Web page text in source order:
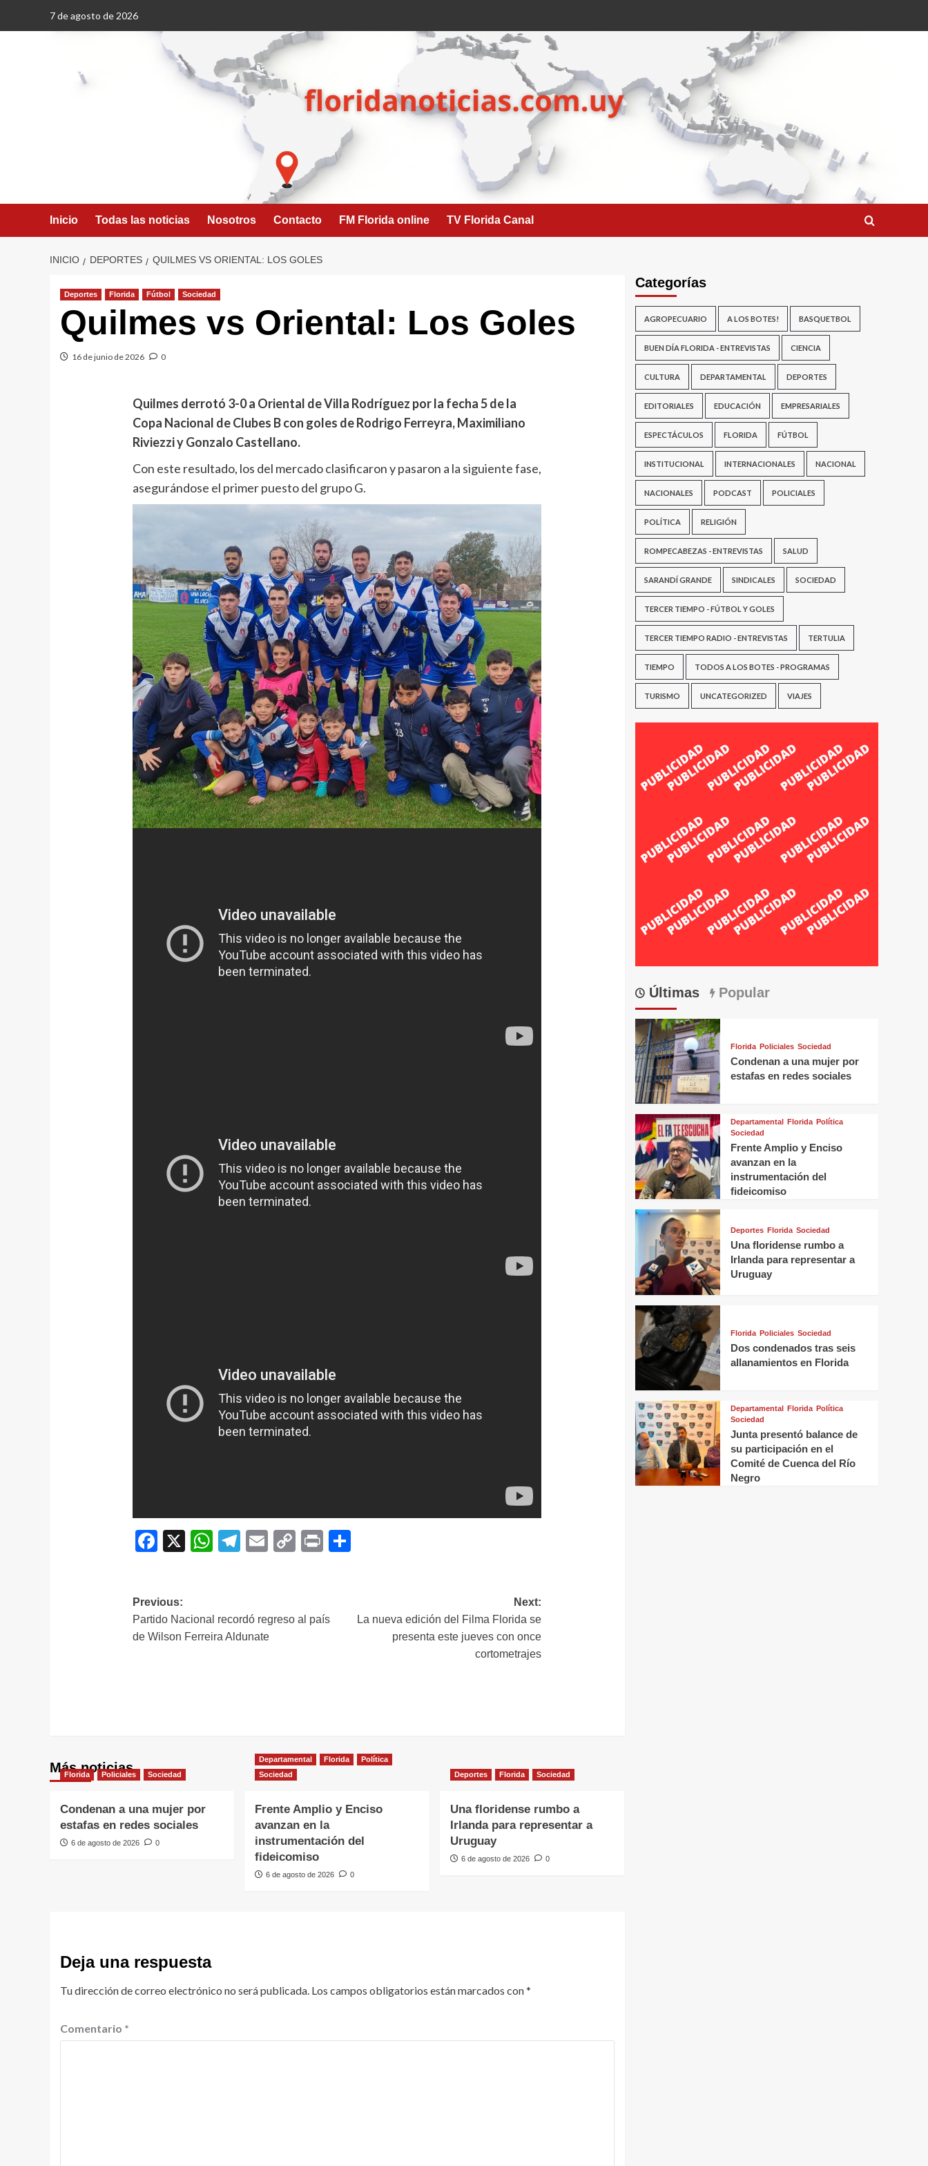
7 de agosto de 2026
Inicio Todas las noticias Nosotros Contacto FM Florida online TV Florida Canal
INICIO DEPORTES QUILMES VS ORIENTAL: LOS GOLES
Deportes Florida Fútbol Sociedad
Quilmes vs Oriental: Los Goles
16 de junio de 2026 0
Quilmes derrotó 3-0 a Oriental de Villa Rodríguez por la fecha 5 de la
Copa Nacional de Clubes B con goles de Rodrigo Ferreyra, Maximiliano
Riviezzi y Gonzalo Castellano.
Con este resultado, los del mercado clasificaron y pasaron a la siguiente fase,
asegurándose el primer puesto del grupo G.
Facebook
X WhatsApp
Telegram
EmailCopyPrint
Navegación
de
Previous:
Partido Nacional recordó regreso al país
de Wilson Ferreira Aldunate
Next:
La nueva edición del Filma Florida se
presenta este jueves con once
cortometrajes
Más noticias
Florida Policiales Sociedad
Condenan a una mujer por
estafas en redes sociales
6 de agosto de 2026 0
Departamental Florida
Política
Sociedad
Frente Amplio y Enciso
avanzan en la
instrumentación del
fideicomiso
6 de agosto de 2026 0
Deportes Florida Sociedad
Una floridense rumbo a
Irlanda para representar a
Uruguay
6 de agosto de 2026 0
Deja una respuesta
Tu dirección de correo electrónico no será publicada. Los campos obligatorios están marcados con*
Comentario *
Categorías
AGROPECUARIO A LOS BOTES! BASQUETBOL
BUEN DÍA FLORIDA - ENTREVISTAS CIENCIA
CULTURA DEPARTAMENTAL DEPORTES
EDITORIALES EDUCACIÓN EMPRESARIALES
ESPECTÁCULOS FLORIDA FÚTBOL
INSTITUCIONAL INTERNACIONALES NACIONAL
NACIONALES PODCAST POLICIALES
POLÍTICA RELIGIÓN
ROMPECABEZAS - ENTREVISTAS SALUD
SARANDÍ GRANDE SINDICALES SOCIEDAD
TERCER TIEMPO - FÚTBOL Y GOLES
TERCER TIEMPO RADIO - ENTREVISTAS TERTULIA
TIEMPO TODOS A LOS BOTES - PROGRAMAS
TURISMO UNCATEGORIZED VIAJES
Últimas Popular
Florida Policiales Sociedad
Condenan a una mujer por
estafas en redes sociales
Departamental Florida Política
Sociedad
Frente Amplio y Enciso
avanzan en la
instrumentación del
fideicomiso
Deportes Florida Sociedad
Una floridense rumbo a
Irlanda para representar a
Uruguay
Florida Policiales Sociedad
Dos condenados tras seis
allanamientos en Florida
Departamental Florida Política
Sociedad
Junta presentó balance de
su participación en el
Comité de Cuenca del Río
Negro